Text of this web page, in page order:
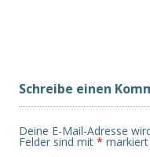
Schreibe einen
Deine E-Mail-Adresse
Felder sind mit * markiert